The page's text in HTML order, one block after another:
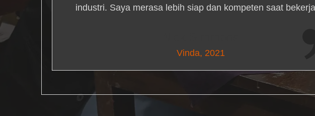
industri. Saya merasa lebih siap dan kompeten saat bekerja
Vinda, 2021